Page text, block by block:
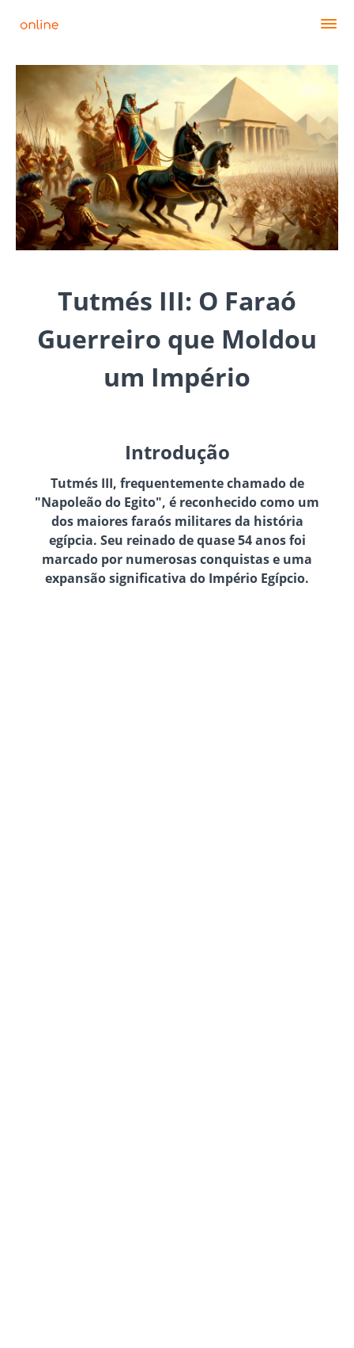
Tutmés III: O Faraó
Guerreiro que Moldou
um Império
Introdução
Tutmés III, frequentemente chamado de
"Napoleão do Egito", é reconhecido como um
dos maiores faraós militares da história
egípcia. Seu reinado de quase 54 anos foi
marcado por numerosas conquistas e uma
expansão significativa do Império Egípcio.